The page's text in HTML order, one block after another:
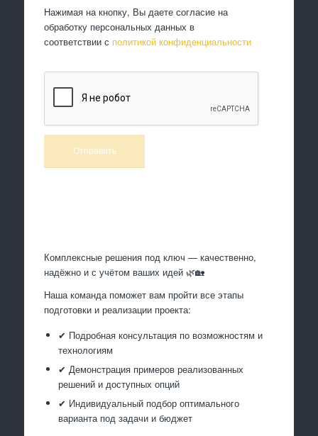
Нажимая на кнопку, Вы даете согласие на
обработку персональных данных в
соответствии с политикой конфиденциальности
Комплексные решения под ключ — качественно,
надёжно и с учётом ваших идей 🌿🏡
Наша команда поможет вам пройти все этапы
подготовки и реализации проекта:
✔ Подробная консультация по возможностям и
технологиям
✔ Демонстрация примеров реализованных
решений и доступных опций
✔ Индивидуальный подбор оптимального
варианта под задачи и бюджет